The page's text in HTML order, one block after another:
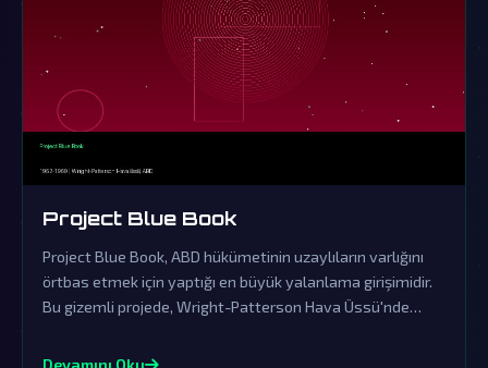
Project Blue Book
Project Blue Book, ABD hükümetinin uzaylıların varlığını
örtbas etmek için yaptığı en büyük yalanlama girişimidir.
Bu gizemli projede, Wright-Patterson Hava Üssü'nde
içeriyor.
Devamını Oku